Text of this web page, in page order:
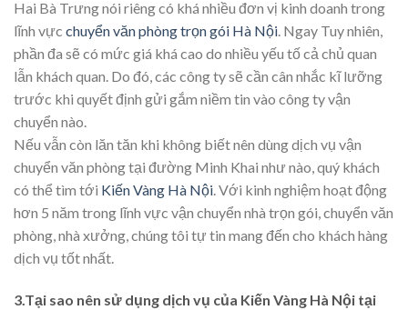
Hai Bà Trưng nói riêng có khá nhiều đơn vị kinh doanh trong
lĩnh vực chuyển văn phòng trọn gói Hà Nội . Ngay Tuy nhiên,
phần đa sẽ có mức giá khá cao do nhiều yếu tố cả chủ quan
lẫn khách quan. Do đó, các công ty sẽ cần cân nhắc kĩ lưỡng
trước khi quyết định gửi gắm niềm tin vào công ty vận
chuyển nào.
Nếu vẫn còn lăn tăn khi không biết nên dùng dịch vụ vận
chuyển văn phòng tại đường Minh Khai như nào, quý khách
có thể tìm tới Kiến Vàng Hà Nội . Với kinh nghiệm hoạt động
hơn 5 năm trong lĩnh vực vận chuyển nhà trọn gói, chuyển văn
phòng, nhà xưởng, chúng tôi tự tin mang đến cho khách hàng
dịch vụ tốt nhất.
3.Tại sao nên sử dụng dịch vụ của Kiến Vàng Hà Nội tại